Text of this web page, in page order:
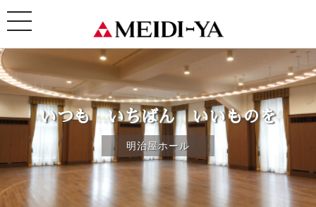
toggle
navigation
いつも いちばん いいものを
明治屋ホール